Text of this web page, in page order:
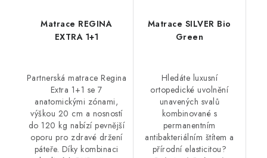
Matrace REGINA
EXTRA 1+1
Partnerská matrace Regina
Extra 1+1 se 7
anatomickými zónami,
výškou 20 cm a nosností
do 120 kg nabízí pevnější
oporu pro zdravé držení
páteře. Díky kombinaci
Matrace SILVER Bio
Green
Hledáte luxusní
ortopedické uvolnění
unavených svalů
kombinované s
permanentním
antibakteriálním štítem a
přírodní elasticitou?